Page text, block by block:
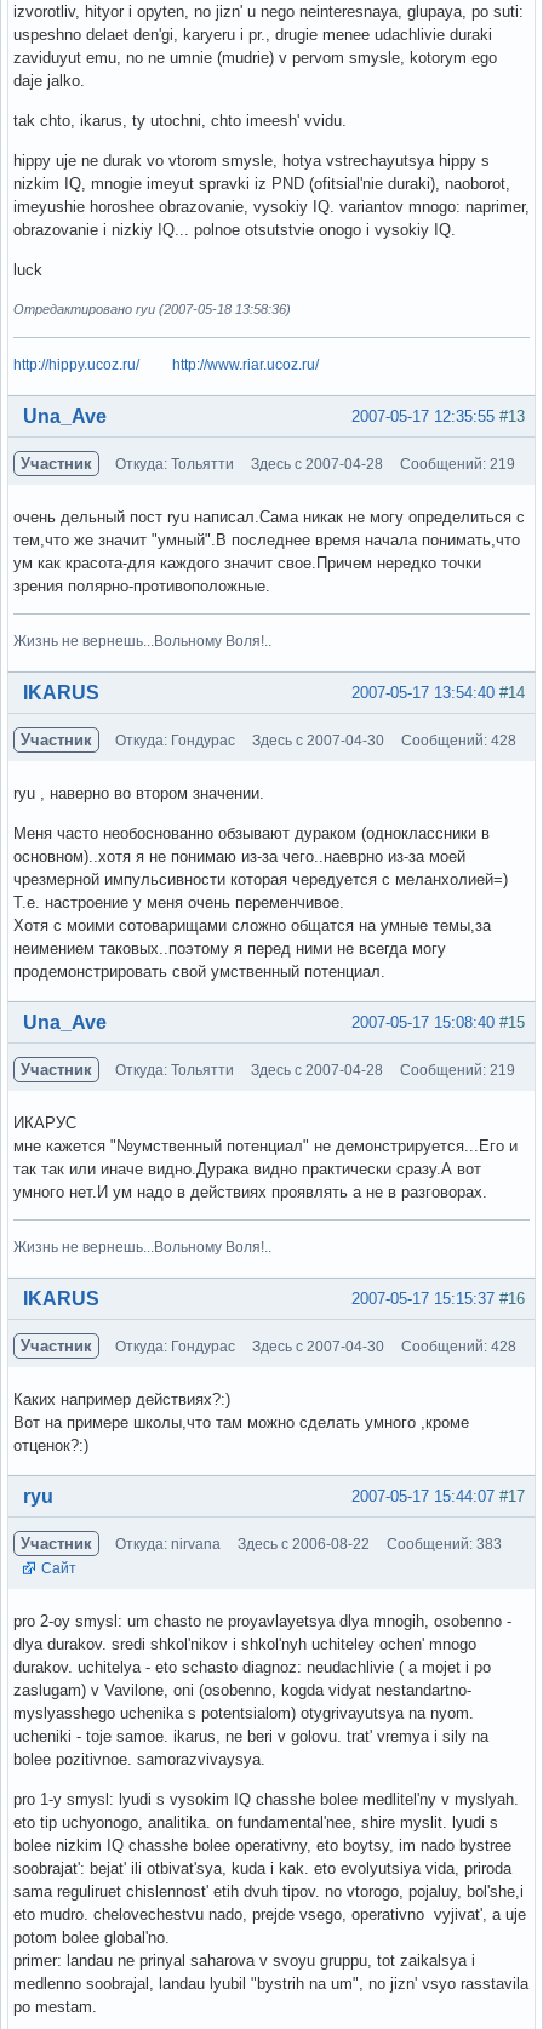
izvorotliv, hityor i opyten, no jizn' u nego neinteresnaya, glupaya, po suti:
uspeshno delaet den'gi, karyeru i pr., drugie menee udachlivie duraki
zaviduyut emu, no ne umnie (mudrie) v pervom smysle, kotorym ego
daje jalko.
tak chto, ikarus, ty utochni, chto imeesh' vvidu.
hippy uje ne durak vo vtorom smysle, hotya vstrechayutsya hippy s
nizkim IQ, mnogie imeyut spravki iz PND (ofitsial'nie duraki), naoborot,
imeyushie horoshee obrazovanie, vysokiy IQ. variantov mnogo: naprimer,
obrazovanie i nizkiy IQ... polnoe otsutstvie onogo i vysokiy IQ.
luck
Отредактировано ryu (2007-05-18 13:58:36)
http://hippy.ucoz.ru/ http://www.riar.ucoz.ru/
Вне форума #13
2007-05-17 12:35:55
Una_Ave
Участник Откуда: Тольятти Здесь с 2007-04-28 Сообщений: 219
очень дельный пост ryu написал.Сама никак не могу определиться с
тем,что же значит "умный".В последнее время начала понимать,что
ум как красота-для каждого значит свое.Причем нередко точки
зрения полярно-противоположные.
Жизнь не вернешь...Вольному Воля!..
Вне форума #14
2007-05-17 13:54:40
IKARUS
Участник Откуда: Гондурас Здесь с 2007-04-30 Сообщений: 428
ryu , наверно во втором значении.
Меня часто необоснованно обзывают дураком (одноклассники в
основном)..хотя я не понимаю из-за чего..наеврно из-за моей
чрезмерной импульсивности которая чередуется с меланхолией=)
Т.е. настроение у меня очень переменчивое.
Хотя с моими сотоварищами сложно общатся на умные темы,за
неимением таковых..поэтому я перед ними не всегда могу
продемонстрировать свой умственный потенциал.
Вне форума #15
2007-05-17 15:08:40
Una_Ave
Участник Откуда: Тольятти Здесь с 2007-04-28 Сообщений: 219
ИКАРУС
мне кажется "№умственный потенциал" не демонстрируется...Его и
так так или иначе видно.Дурака видно практически сразу.А вот
умного нет.И ум надо в действиях проявлять а не в разговорах.
Жизнь не вернешь...Вольному Воля!..
Вне форума #16
2007-05-17 15:15:37
IKARUS
Участник Откуда: Гондурас Здесь с 2007-04-30 Сообщений: 428
Каких например действиях?:)
Вот на примере школы,что там можно сделать умного ,кроме
отценок?:)
Вне форума #17
2007-05-17 15:44:07
ryu
Участник Откуда: nirvana Здесь с 2006-08-22
Сообщений: 383
Сайт
pro 2-oy smysl: um chasto ne proyavlayetsya dlya mnogih, osobenno -
dlya durakov. sredi shkol'nikov i shkol'nyh uchiteley ochen' mnogo
durakov. uchitelya - eto schasto diagnoz: neudachlivie ( a mojet i po
zaslugam) v Vavilone, oni (osobenno, kogda vidyat nestandartno-
myslyasshego uchenika s potentsialom) otygrivayutsya na nyom.
ucheniki - toje samoe. ikarus, ne beri v golovu. trat' vremya i sily na
bolee pozitivnoe. samorazvivaysya.
pro 1-y smysl: lyudi s vysokim IQ chasshe bolee medlitel'ny v myslyah.
eto tip uchyonogo, analitika. on fundamental'nee, shire myslit. lyudi s
bolee nizkim IQ chasshe bolee operativny, eto boytsy, im nado bystree
soobrajat': bejat' ili otbivat'sya, kuda i kak. eto evolyutsiya vida, priroda
sama reguliruet chislennost' etih dvuh tipov. no vtorogo, pojaluy, bol'she,i
eto mudro. chelovechestvu nado, prejde vsego, operativno vyjivat', a uje
potom bolee global'no.
primer: landau ne prinyal saharova v svoyu gruppu, tot zaikalsya i
medlenno soobrajal, landau lyubil "bystrih na um", no jizn' vsyo rasstavila
po mestam.